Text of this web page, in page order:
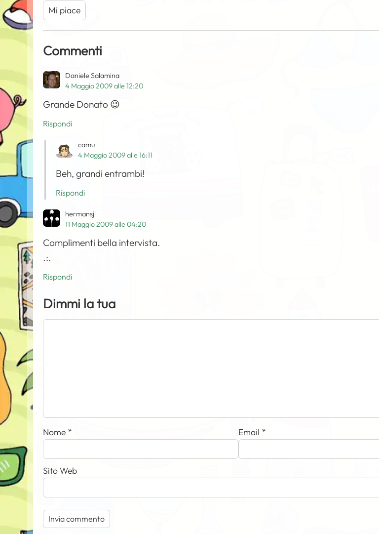
Mi piace
Commenti
Daniele Salamina
4 Maggio 2009 alle 12:20
Grande Donato 😉
Rispondi
camu
4 Maggio 2009 alle 16:11
Beh, grandi entrambi!
Rispondi
hermansji
11 Maggio 2009 alle 04:20
Complimenti bella intervista.
.:.
Rispondi
Dimmi la tua
Nome * Email *
Sito Web